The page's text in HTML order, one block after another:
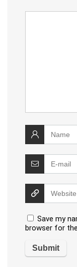
Save my
browser for